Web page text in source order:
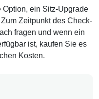
Option, ein Sitz-Upgrade
Zeitpunkt des Check-
fragen und wenn ein
ist, kaufen Sie es
Kosten.